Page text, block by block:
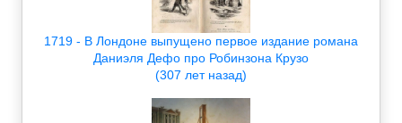
1719 - В Лондоне выпущено первое издание романа
Даниэля Дефо про Робинзона Крузо
(307 лет назад)